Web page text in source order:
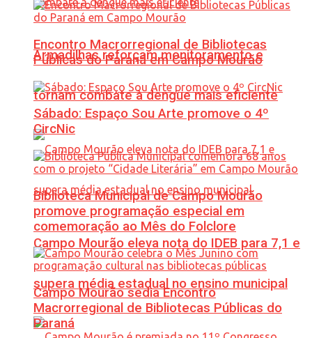
Armadilhas reforçam monitoramento e
tornam combate à dengue mais eficiente
Campo Mourão eleva nota do IDEB para 7,1 e
supera média estadual no ensino municipal
Encontro Macrorregional de Bibliotecas
Públicas do Paraná em Campo Mourão
Sábado: Espaço Sou Arte promove o 4º
CircNic
Biblioteca Municipal de Campo Mourão
promove programação especial em
comemoração ao Mês do Folclore
Campo Mourão sedia Encontro
Macrorregional de Bibliotecas Públicas do
Paraná